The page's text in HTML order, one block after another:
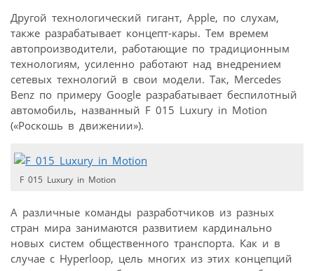
Другой технологический гигант, Apple, по слухам,
также разрабатывает концепт-кары. Тем времем
автопроизводители, работающие по традиционным
технологиям, усиленно работают над внедрением
сетевых технологий в свои модели. Так, Mercedes
Benz по примеру Google разрабатывает беспилотный
автомобиль, названный F 015 Luxury in Motion
(«Роскошь в движении»).
F 015 Luxury in Motion
А различные команды разработчиков из разных
стран мира занимаются развитием кардинально
новых систем общественного транспорта. Как и в
случае с Hyperloop, цель многих из этих концепций